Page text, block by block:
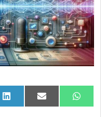
Compartir
en
LinkedInCompartir
en
Email
en